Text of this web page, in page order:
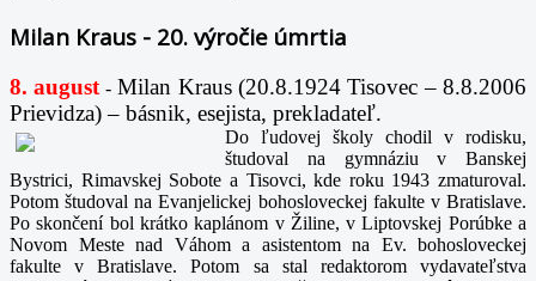
Milan Kraus - 20. výročie úmrtia
8. august -Milan Kraus (20.8.1924 Tisovec – 8.8.2006
Prievidza) – básnik, esejista, prekladateľ.
Do ľudovej školy chodil v rodisku,
študoval na gymnáziu v Banskej
Bystrici, Rimavskej Sobote a Tisovci, kde roku 1943 zmaturoval.
Potom študoval na Evanjelickej bohosloveckej fakulte v Bratislave.
Po skončení bol krátko kaplánom v Žiline, v Liptovskej Porúbke a
Novom Meste nad Váhom a asistentom na Ev. bohosloveckej
fakulte v Bratislave. Potom sa stal redaktorom vydavateľstva